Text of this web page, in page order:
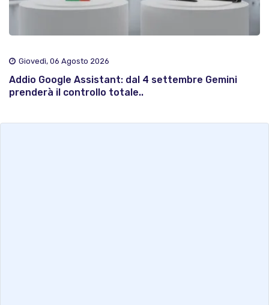
Giovedì, 06 Agosto 2026
Addio Google Assistant: dal 4 settembre Gemini
prenderà il controllo totale..